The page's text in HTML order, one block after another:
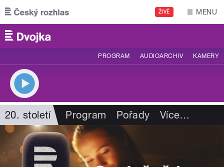
Přejít k hlavnímu obsahu
ŽIVĚ MENU
PROGRAM AUDIOARCHIV KAMERY
20. století Program Pořady Více…